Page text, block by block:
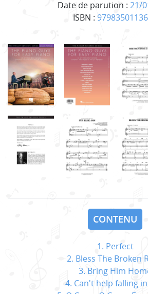
Date de parution : 21/
ISBN :
CONTENU
1. Perfect
2. Bless The Broken
3. Bring Him
4. Can't help falling